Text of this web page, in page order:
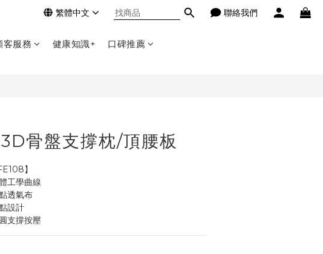
繁體中文 聯絡我們
客服務 健康知識+ 口碑推薦
骨盤支撐枕/頂腰板
】
工學曲線
透氣布
設計
支撐按壓
立即購買